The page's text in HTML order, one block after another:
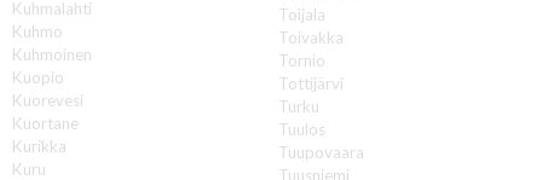
Kuhmalahti
Kuhmo
Kuhmoinen
Kuopio
Kuorevesi
Kuortane
Kurikka
Kuru
Toijala
Toivakka
Tornio
Tottijärvi
Turku
Tuulos
Tuupovaara
Tuusniemi